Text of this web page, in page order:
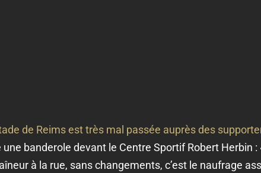
de Reims est très mal passée auprès des
banderole devant le Centre Sportif Robert Herbin :
à la rue, sans changements, c’est le naufrage